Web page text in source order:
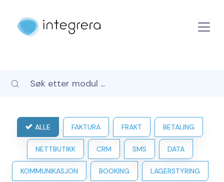
ALLE FAKTURA FRAKT BETALING
NETTBUTIKK CRM SMS DATA
KOMMUNIKASJON BOOKING LAGERSTYRING